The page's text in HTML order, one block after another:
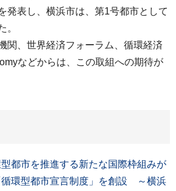
発表し、横浜市は、第1号都市として
。
関、世界経済フォーラム、循環経済
などからは、この取組への期待が
型都市を推進する新たな国際枠組みが
環型都市宣言制度」を創設 ～横浜